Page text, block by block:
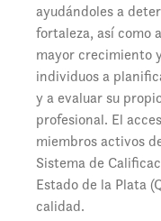
ayudándoles a
fortaleza, así como
mayor crecimiento
individuos a
y a evaluar su
profesional. El
miembros activos
Sistema de
Estado de la Plata
calidad.